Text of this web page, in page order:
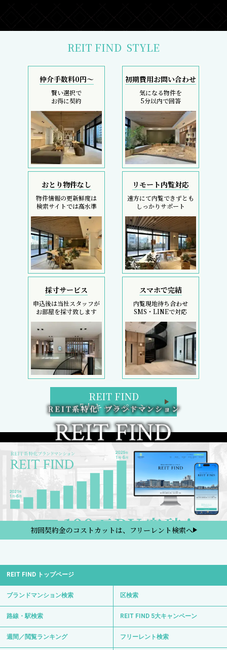
REIT FIND STYLE
仲介手数料0円～
賢い選択で
お得に契約
初期費用お問い合わせ
気になる物件を
5分以内で回答
おとり物件なし
物件情報の更新鮮度は
検索サイトでは高水準
リモート内覧対応
遠方にて内覧できずとも
しっかりサポート
採寸サービス
申込後は当社スタッフが
お部屋を採寸致します
スマホで完結
内覧現地待ち合わせ
SMS・LINEで対応
REIT FIND
5大キャンペーン
初回契約金のコストカットは、フリーレント検索へ
REIT FIND トップページ
ブランドマンション検索 区検索
路線・駅検索 REIT FIND 5大キャンペーン
週間／閲覧ランキング フリーレント検索